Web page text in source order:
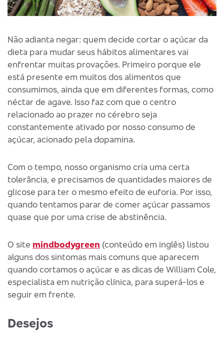
Não adianta negar: quem decide cortar o açúcar da
dieta para mudar seus hábitos alimentares vai
enfrentar muitas provações. Primeiro porque ele
está presente em muitos dos alimentos que
consumimos, ainda que em diferentes formas, como
néctar de agave. Isso faz com que o centro
relacionado ao prazer no cérebro seja
constantemente ativado por nosso consumo de
açúcar, acionado pela dopamina.
Com o tempo, nosso organismo cria uma certa
tolerância, e precisamos de quantidades maiores de
glicose para ter o mesmo efeito de euforia. Por isso,
quando tentamos parar de comer açúcar passamos
quase que por uma crise de abstinência.
O site mindbodygreen (conteúdo em inglês) listou
alguns dos sintomas mais comuns que aparecem
quando cortamos o açúcar e as dicas de William Cole,
especialista em nutrição clínica, para superá-los e
seguir em frente.
Desejos